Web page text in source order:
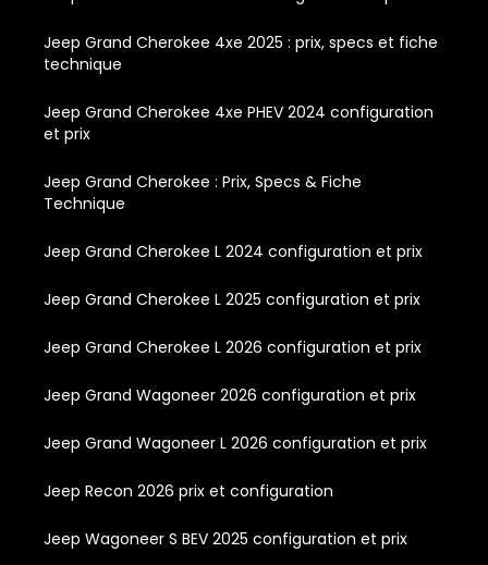
Jeep Grand Cherokee 4xe 2025 : prix, specs et fiche
technique
Jeep Grand Cherokee 4xe PHEV 2024 configuration
et prix
Jeep Grand Cherokee : Prix, Specs & Fiche
Technique
Jeep Grand Cherokee L 2024 configuration et prix
Jeep Grand Cherokee L 2025 configuration et prix
Jeep Grand Cherokee L 2026 configuration et prix
Jeep Grand Wagoneer 2026 configuration et prix
Jeep Grand Wagoneer L 2026 configuration et prix
Jeep Recon 2026 prix et configuration
Jeep Wagoneer S BEV 2025 configuration et prix